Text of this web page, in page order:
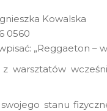
Kowalska
0560
„Reggaeton –
warsztatów
stanu